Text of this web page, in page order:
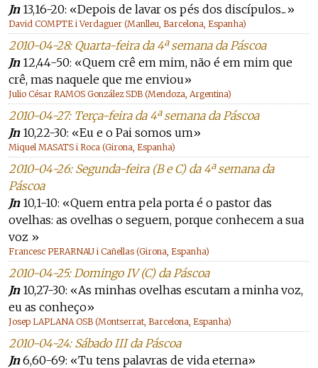
Jn13,16-20: «Depois de lavar os pés dos discípulos...»
David COMPTE i Verdaguer (Manlleu, Barcelona, Espanha)
2010-04-28: Quarta-feira da 4ª semana da Páscoa
Jn12,44-50: «Quem crê em mim, não é em mim que
crê, mas naquele que me enviou»
Julio César RAMOS González SDB (Mendoza, Argentina)
2010-04-27: Terça-feira da 4ª semana da Páscoa
Jn10,22-30: «Eu e o Pai somos um»
Miquel MASATS i Roca (Girona, Espanha)
2010-04-26: Segunda-feira (B e C) da 4ª semana da
Páscoa
Jn10,1-10: «Quem entra pela porta é o pastor das
ovelhas: as ovelhas o seguem, porque conhecem a sua
voz »
Francesc PERARNAU i Cañellas (Girona, Espanha)
2010-04-25: Domingo IV (C) da Páscoa
Jn10,27-30: «As minhas ovelhas escutam a minha voz,
eu as conheço»
Josep LAPLANA OSB (Montserrat, Barcelona, Espanha)
2010-04-24: Sábado III da Páscoa
Jn6,60-69: «Tu tens palavras de vida eterna»